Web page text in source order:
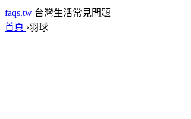
faqs.tw 台灣生活常見問題
首頁 ›羽球